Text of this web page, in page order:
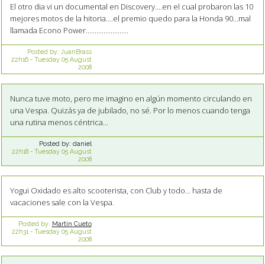
El otro dia vi un documental en Discovery....en el cual probaron las 10
mejores motos de la hitoria....el premio quedo para la Honda 90...mal
llamada Econo Power........................
Posted by: JuanBrass
22h16- Tuesday 05 August
2008
Nunca tuve moto, pero me imagino en algún momento circulando en
una Vespa. Quizás ya de jubilado, no sé. Por lo menos cuando tenga
una rutina menos céntrica...
Posted by: daniel
22h18- Tuesday 05 August
2008
Yogui Oxidado es alto scooterista, con Club y todo... hasta de
vacaciones sale con la Vespa.
Posted by: Martín Cueto
22h31 - Tuesday 05 August
2008